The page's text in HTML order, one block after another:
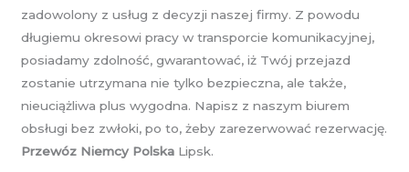
zadowolony z usług z decyzji naszej firmy. Z powodu
długiemu okresowi pracy w transporcie komunikacyjnej,
posiadamy zdolność, gwarantować, iż Twój przejazd
zostanie utrzymana nie tylko bezpieczna, ale także,
nieuciążliwa plus wygodna. Napisz z naszym biurem
obsługi bez zwłoki, po to, żeby zarezerwować rezerwację.
Przewóz Niemcy Polska Lipsk.